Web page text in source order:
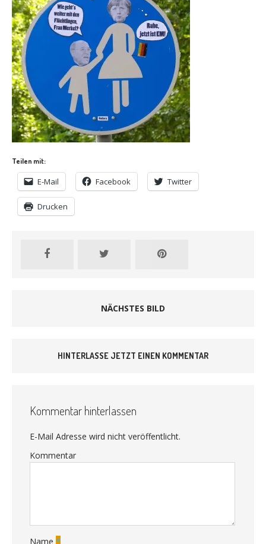
Teilen mit:
E-Mail Facebook Twitter
Drucken
NÄCHSTES BILD
HINTERLASSE JETZT EINEN KOMMENTAR
Kommentar hinterlassen
E-Mail Adresse wird nicht veröffentlicht.
Kommentar
Name *